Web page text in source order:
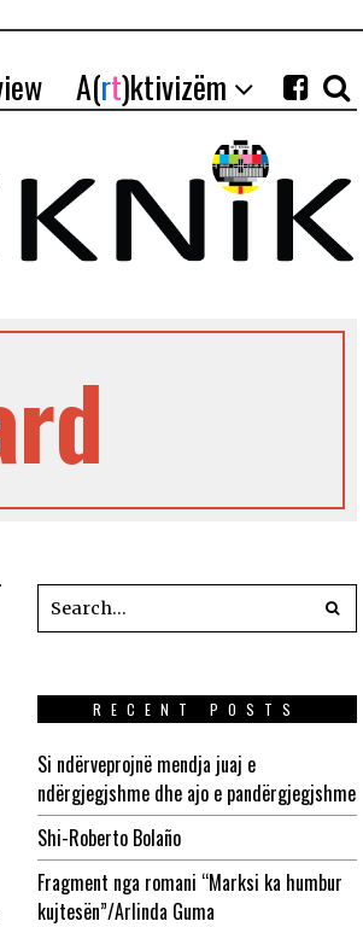
A(rt)ktivizëm
RECENT POSTS
Si ndërveprojnë mendja juaj e
ndërgjegjshme dhe ajo e pandërgjegjshme
Shi-Roberto Bolaño
Fragment nga romani “Marksi ka humbur
kujtesën”/Arlinda Guma